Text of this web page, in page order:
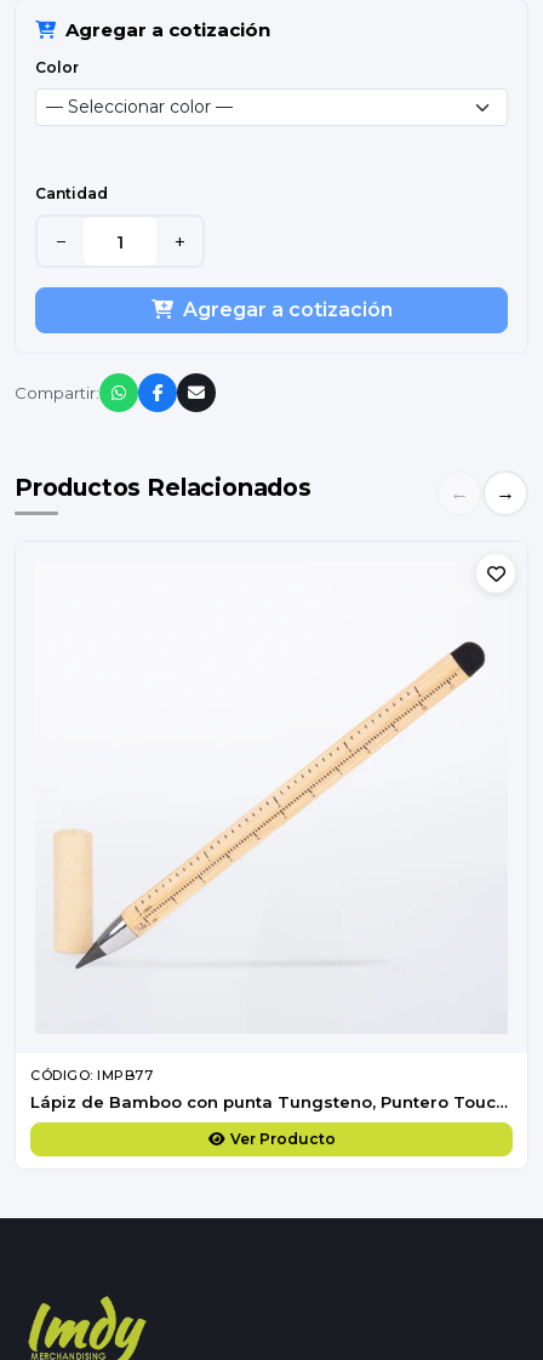
Agregar a cotización
Color
Cantidad
− +
Agregar a cotización
Compartir:
Productos Relacionados ← →
CÓDIGO: IMPB77
Lápiz de Bamboo con punta Tungsteno, Puntero Touch-Screen y regla de medir
Ver Producto